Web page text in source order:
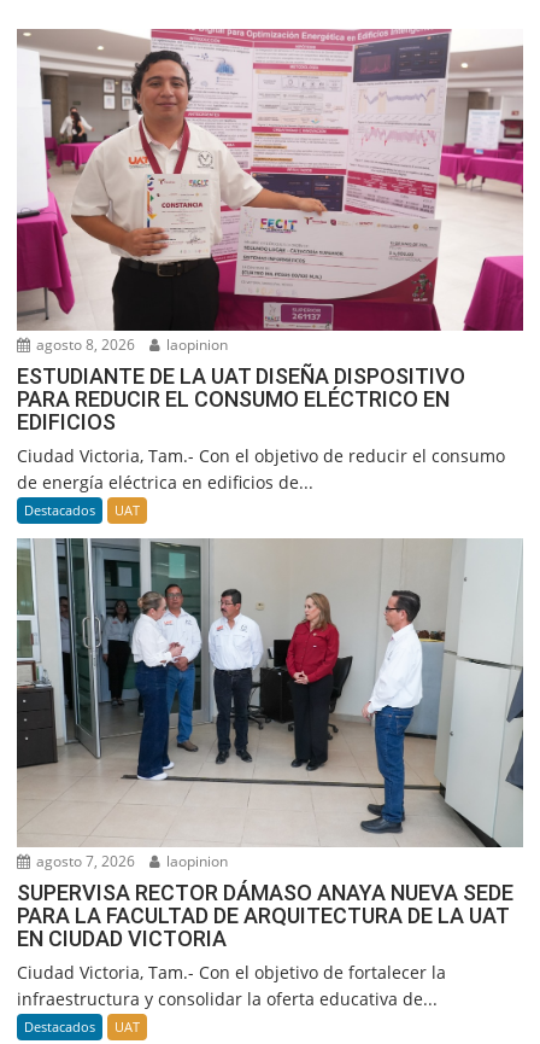
agosto 8, 2026 laopinion
ESTUDIANTE DE LA UAT DISEÑA DISPOSITIVO
PARA REDUCIR EL CONSUMO ELÉCTRICO EN
EDIFICIOS
Ciudad Victoria, Tam.- Con el objetivo de reducir el consumo
de energía eléctrica en edificios de...
Destacados UAT
agosto 7, 2026 laopinion
SUPERVISA RECTOR DÁMASO ANAYA NUEVA SEDE
PARA LA FACULTAD DE ARQUITECTURA DE LA UAT
EN CIUDAD VICTORIA
Ciudad Victoria, Tam.- Con el objetivo de fortalecer la
infraestructura y consolidar la oferta educativa de...
Destacados UAT